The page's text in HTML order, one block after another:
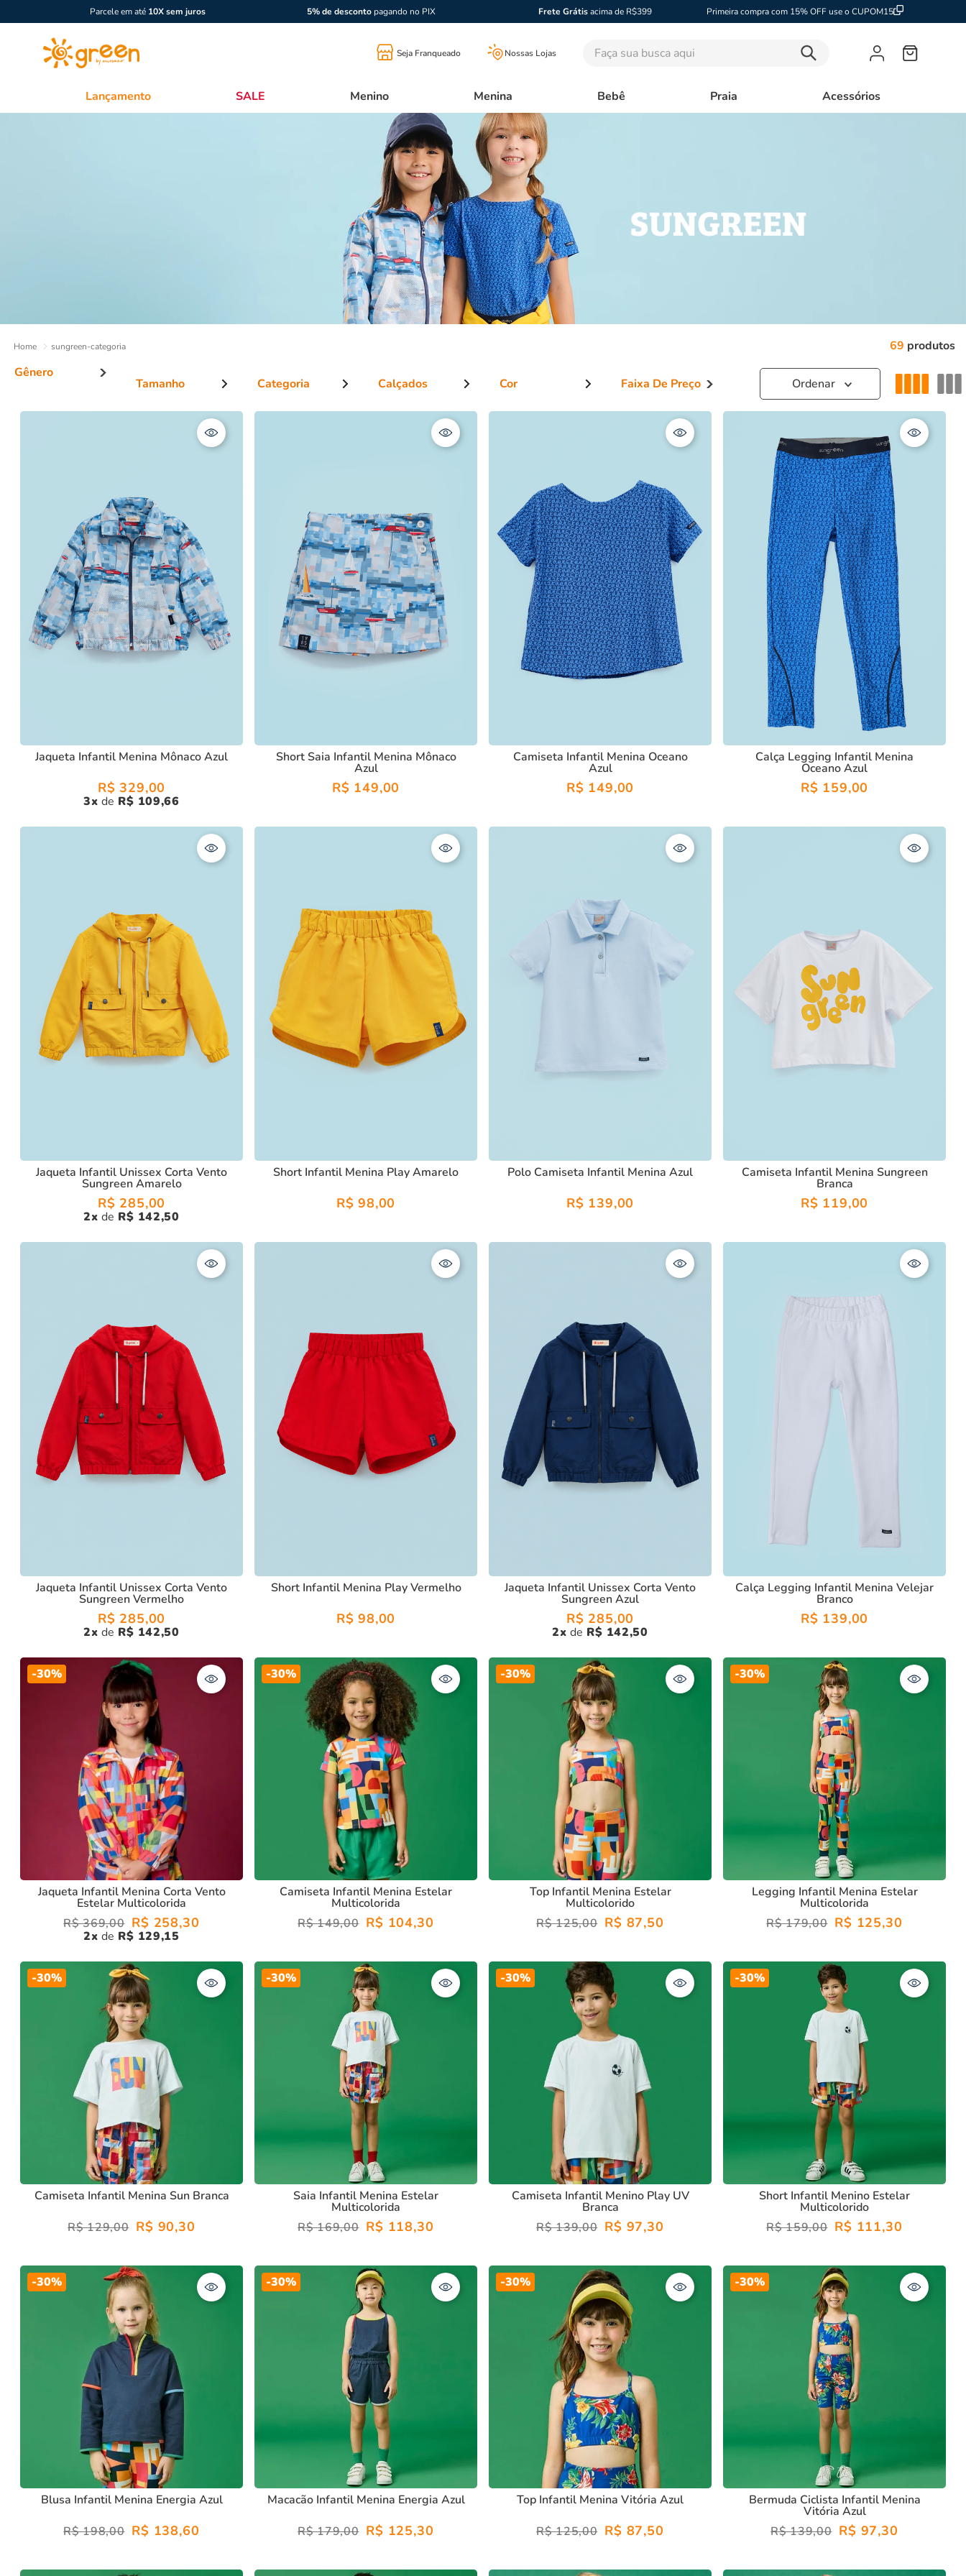
Parcele em até 10X sem juros 5% de descontopagando no PIX Frete Grátisacima de R$399 Primeira compra com 15% OFF use o CUPOM15
Seja Franqueado Nossas Lojas Faça sua busca aqui
Lançamento SALE Menino Menina Bebê Praia Acessórios
sungreen-categoria 69 produtos
Tamanho Categoria
Casaco e Jaqueta
Macacão e Jardineira
Praia
Saia e Short
Cor Faixa De Preço
– R$ 329,00
Jaqueta Infantil Menina Mônaco Azul
R$ 329,00
3 R$ 109,66
Short Saia Infantil Menina Mônaco
Azul
R$ 149,00
Camiseta Infantil Menina Oceano
Azul
R$ 149,00
Calça Legging Infantil Menina
Oceano Azul
R$ 159,00
Jaqueta Infantil Unissex Corta Vento
Sungreen Amarelo
R$ 285,00
2 R$ 142,50
Short Infantil Menina Play Amarelo
R$ 98,00
Polo Camiseta Infantil Menina Azul
R$ 139,00
Camiseta Infantil Menina Sungreen
Branca
R$ 119,00
Jaqueta Infantil Unissex Corta Vento
Sungreen Vermelho
R$ 285,00
2 R$ 142,50
Short Infantil Menina Play Vermelho
R$ 98,00
Jaqueta Infantil Unissex Corta Vento
Sungreen Azul
R$ 285,00
2 R$ 142,50
Calça Legging Infantil Menina Velejar
Branco
R$ 139,00
-30%
Jaqueta Infantil Menina Corta Vento
Estelar Multicolorida
R$ 369,00 R$ 258,30
2 R$ 129,15
-30%
Camiseta Infantil Menina Estelar
Multicolorida
R$ 149,00 R$ 104,30
-30%
Top Infantil Menina Estelar
Multicolorido
R$ 125,00 R$ 87,50
-30%
Legging Infantil Menina Estelar
Multicolorida
R$ 179,00 R$ 125,30
-30%
Camiseta Infantil Menina Sun Branca
R$ 129,00 R$ 90,30
-30%
Saia Infantil Menina Estelar
Multicolorida
R$ 169,00 R$ 118,30
-30%
Camiseta Infantil Menino Play UV
Branca
R$ 139,00 R$ 97,30
-30%
Short Infantil Menino Estelar
Multicolorido
R$ 159,00 R$ 111,30
-30%
Blusa Infantil Menina Energia Azul
R$ 198,00 R$ 138,60
-30%
Macacão Infantil Menina Energia Azul
R$ 179,00 R$ 125,30
-30%
Top Infantil Menina Vitória Azul
R$ 125,00 R$ 87,50
-30%
Bermuda Ciclista Infantil Menina
Vitória Azul
R$ 139,00 R$ 97,30